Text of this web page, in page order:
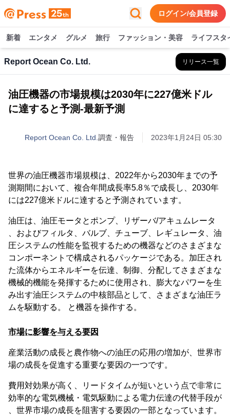
ログイン/会員登録
新着 エンタメ グルメ 旅行 ファッション・美容 ライフスタ
Report Ocean Co. Ltd. リリース一覧
油圧機器の市場規模は2030年に227億米ドル
に達すると予測-最新予測
Report Ocean Co. Ltd. 調査・報告 2023年1月24日 05:30
世界の油圧機器市場規模は、2022年から2030年までの予
測期間において、複合年間成長率5.8％で成長し、2030年
には227億米ドルに達すると予測されています。
油圧は、油圧モータとポンプ、リザーバ/アキュムレータ
、およびフィルタ、バルブ、チューブ、レギュレータ、油
圧システムの性能を監視するための機器などのさまざまな
コンポーネントで構成されるパッケージである。加圧され
た流体からエネルギーを伝達、制御、分配してさまざまな
機械的機能を発揮するために使用され、膨大なパワーを生
み出す油圧システムの中核部品として、さまざまな油圧ラ
ムを駆動する。 と機器を操作する。
市場に影響を与える要因
産業活動の成長と農作物への油圧の応用の増加が、世界市
場の成長を促進する重要な要因の一つです。
費用対効果が高く、リードタイムが短いという点で非常に
効率的な電気機械・電気駆動による電力伝達の代替手段が
、世界市場の成長を阻害する要因の一部となっています。